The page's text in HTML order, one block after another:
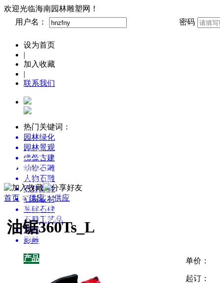
欢迎光临海南园林雕塑网！
用户名：
密码
设为首页
|
加入收藏
|
联系我们
热门关键词：
园林绿化
园林景观
佛像古建
动物石雕
人物石雕
石柱龙柱
石材板材
墓碑石碑
石雕工艺品
浮雕
影雕
产品
产品
首页
雕塑艺术博览
园林雕塑创意设计
新农村景观雕塑集锦
园林雕塑百科
园林雕塑百科
招商加盟
关于我们
首页 > 供应 > 供应
油锯360Ts_L
单价：
起订：